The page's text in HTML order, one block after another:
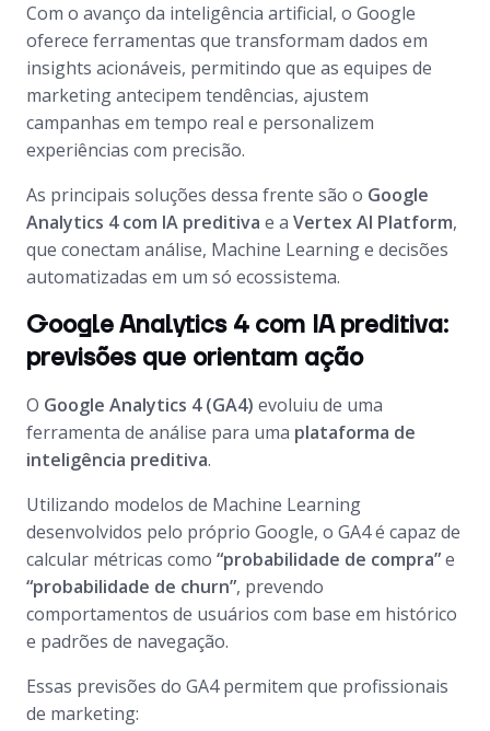
Com o avanço da inteligência artificial, o Google
oferece ferramentas que transformam dados em
insights acionáveis, permitindo que as equipes de
marketing antecipem tendências, ajustem
campanhas em tempo real e personalizem
experiências com precisão.
As principais soluções dessa frente são o Google
Analytics 4 com IA preditiva e a Vertex AI Platform,
que conectam análise, Machine Learning e decisões
automatizadas em um só ecossistema.
Google Analytics 4 com IA preditiva:
previsões que orientam ação
O Google Analytics 4 (GA4) evoluiu de uma
ferramenta de análise para uma plataforma de
inteligência preditiva.
Utilizando modelos de Machine Learning
desenvolvidos pelo próprio Google, o GA4 é capaz de
calcular métricas como “probabilidade de compra”e
“probabilidade de churn”, prevendo
comportamentos de usuários com base em histórico
e padrões de navegação.
Essas previsões do GA4 permitem que profissionais
de marketing: